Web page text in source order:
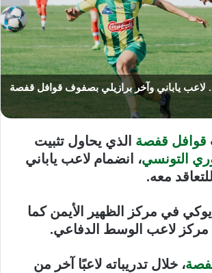
لاعب ياباني وآخر برازيلي بصفوف قوافل قفصة
قوافل قفصة الذي يحاول تثبيت
التونسي، انضمام لاعب ياباني
معه.
يوكي في مركز الظهير الأيمن كما
مركز لاعب الوسط الدفاعي.
، خلال تدريباته لاعبًا آخر من